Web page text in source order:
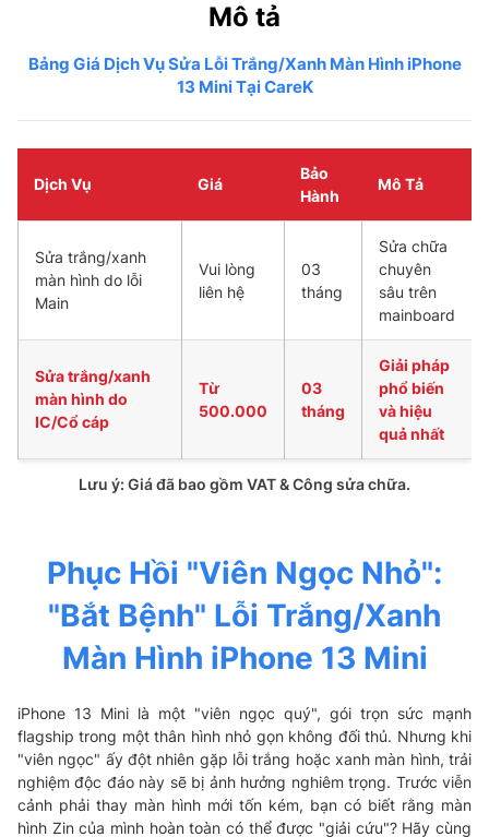
Mô tả
Bảng Giá Dịch Vụ Sửa Lỗi Trắng/Xanh Màn Hình iPhone
13 Mini Tại CareK
Lưu ý: Giá đã bao gồm VAT & Công sửa chữa.
Dịch Vụ Giá
Bảo
Hành
Mô Tả
Sửa trắng/xanh
màn hình do lỗi
Main
Vui lòng
liên hệ
03
tháng
Sửa chữa
chuyên
sâu trên
mainboard
Sửa trắng/xanh
màn hình do
IC/Cổ cáp
Từ
500.000
03
tháng
Giải pháp
phổ biến
và hiệu
quả nhất
Phục Hồi "Viên Ngọc Nhỏ":
"Bắt Bệnh" Lỗi Trắng/Xanh
Màn Hình iPhone 13 Mini
iPhone 13 Mini là một "viên ngọc quý", gói trọn sức mạnh
flagship trong một thân hình nhỏ gọn không đối thủ. Nhưng khi
"viên ngọc" ấy đột nhiên gặp lỗi trắng hoặc xanh màn hình, trải
nghiệm độc đáo này sẽ bị ảnh hưởng nghiêm trọng. Trước viễn
cảnh phải thay màn hình mới tốn kém, bạn có biết rằng màn
hình Zin của mình hoàn toàn có thể được "giải cứu"? Hãy cùng